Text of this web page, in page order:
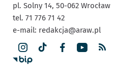
pl. Solny 14, 50-062 Wrocław
tel. 71 776 71 42
e-mail: redakcja@araw.pl